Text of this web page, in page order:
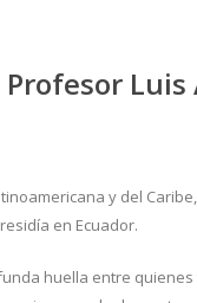
y del
en Ecuador.
huella entre quienes